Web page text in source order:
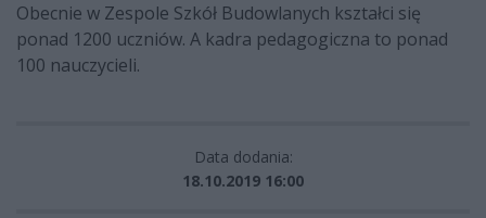
Obecnie w Zespole Szkół Budowlanych kształci się
ponad 1200 uczniów. A kadra pedagogiczna to ponad
100 nauczycieli.
Data dodania:
18.10.2019 16:00